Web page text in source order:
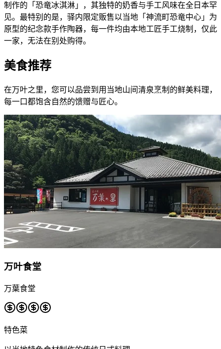
制作的「恐竜冰淇淋」，其独特的奶香与手工风味在全日本罕
见。最特别的是，驿内限定贩售以当地「神流町恐竜中心」为
原型的纪念款手作陶器，每一件均由本地工匠手工烧制，仅此
一家，无法在别处购得。
美食推荐
在万叶之里，您可以品尝到用当地山间清泉烹制的鲜美料理，
每一口都饱含自然的馈赠与匠心。
万叶食堂
万葉食堂
特色菜